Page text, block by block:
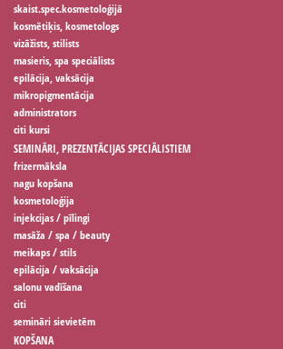
skaist.spec.kosmetoloģijā
kosmētiķis, kosmetologs
vizāžists, stilists
masieris, spa speciālists
epilācija, vaksācija
mikropigmentācija
administrators
citi kursi
SEMINĀRI, PREZENTĀCIJAS SPECIĀLISTIEM
frizermāksla
nagu kopšana
kosmetoloģija
injekcijas / pīlingi
masāža / spa / beauty
meikaps / stils
epilācija / vaksācija
salonu vadīšana
citi
semināri sievietēm
KOPŠANA